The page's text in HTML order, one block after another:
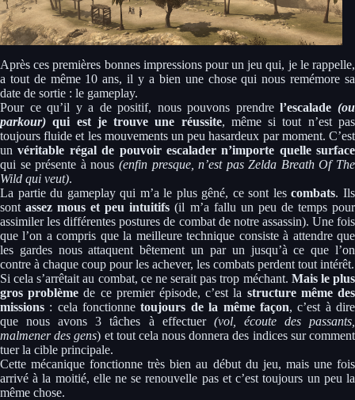
Après ces premières bonnes impressions pour un jeu qui, je le rappelle,
a tout de même 10 ans, il y a bien une chose qui nous remémore sa
date de sortie : le gameplay.
Pour ce qu’il y a de positif, nous pouvons prendrel’escalade(ou
parkour) qui est je trouve une réussite, même si tout n’est pas
toujours fluide et les mouvements un peu hasardeux par moment. C’est
unvéritable régal de pouvoir escalader n’importe quelle surface
qui se présente à nous (enfin presque, n’est pas Zelda Breath Of The
Wild qui veut).
La partie du gameplay qui m’a le plus gêné, ce sont lescombats. Ils
sontassez mous et peu intuitifs (il m’a fallu un peu de temps pour
assimiler les différentes postures de combat de notre assassin). Une fois
que l’on a compris que la meilleure technique consiste à attendre que
les gardes nous attaquent bêtement un par un jusqu’à ce que l’on
contre à chaque coup pour les achever, les combats perdent tout intérêt.
Si cela s’arrêtait au combat, ce ne serait pas trop méchant. Mais le plus
gros problème de ce premier épisode, c’est la structure même des
missions : cela fonctionnetoujours de la même façon, c’est à dire
que nous avons 3 tâches à effectuer (vol, écoute des passants,
malmener des gens) et tout cela nous donnera des indices sur comment
tuer la cible principale.
Cette mécanique fonctionne très bien au début du jeu, mais une fois
arrivé à la moitié, elle ne se renouvelle pas et c’est toujours un peu la
même chose.